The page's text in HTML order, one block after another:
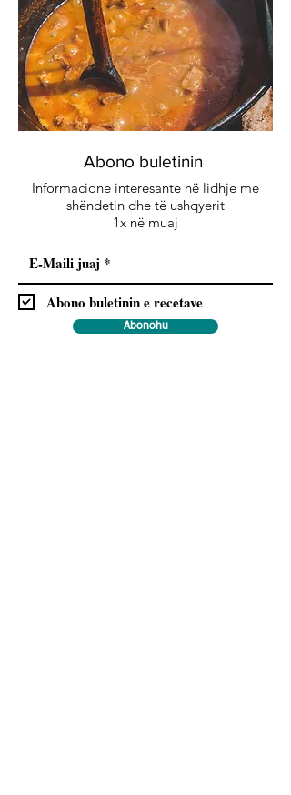
Abono buletinin
Informacione interesante në lidhje me
shëndetin dhe të ushqyerit
1x në muaj
Abono buletinin e recetave
Abonohu